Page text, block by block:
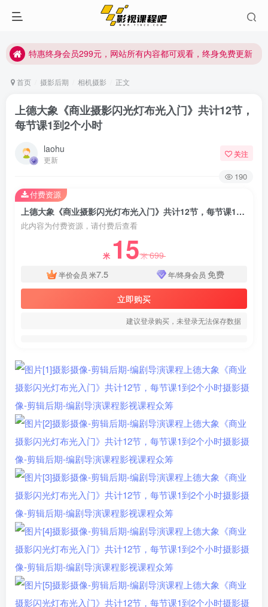
特惠终身会员299元，网站所有内容都可观看，终身免费更新
特惠终身会员299元，网站所有内容都可观看，终身免费更新
首页 摄影后期 相机摄影 正文
上德大象《商业摄影闪光灯布光入门》共计12节，
每节课1到2个小时
laohu
更新
关注
190
上德大象《商业摄影闪光灯布光入门》共计12节，每节课1到2个小时
此内容为付费资源，请付费后查看
米 15米699
半价会员 米7.5 年/终身会员 免费
立即购买
建议登录购买，未登录无法保存数据
付费资源